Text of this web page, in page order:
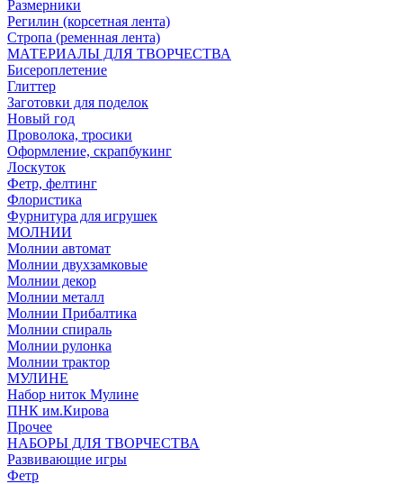
Размерники
Регилин (корсетная лента)
Стропа (ременная лента)
МАТЕРИАЛЫ ДЛЯ ТВОРЧЕСТВА
Бисероплетение
Глиттер
Заготовки для поделок
Новый год
Проволока, тросики
Оформление, скрапбукинг
Лоскуток
Фетр, фелтинг
Флористика
Фурнитура для игрушек
МОЛНИИ
Молнии автомат
Молнии двухзамковые
Молнии декор
Молнии металл
Молнии Прибалтика
Молнии спираль
Молнии рулонка
Молнии трактор
МУЛИНЕ
Набор ниток Мулине
ПНК им.Кирова
Прочее
НАБОРЫ ДЛЯ ТВОРЧЕСТВА
Развивающие игры
Фетр